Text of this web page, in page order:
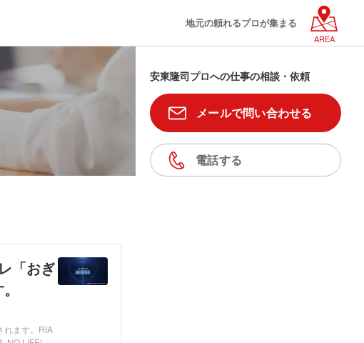
地元の頼れるプロが集まる
AREA
「おぎ
れます。RIA
安東隆司プロへの仕事の相談・依頼
メールで問い合わせる
電話する